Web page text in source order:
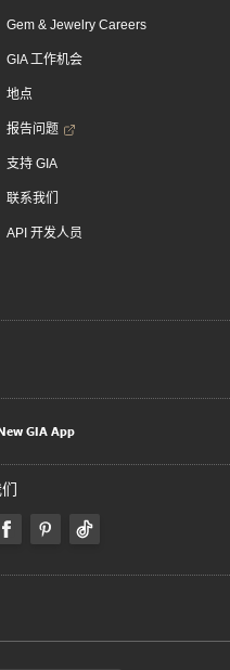
Gem & Jewelry Careers
GIA 工作机会
地点
报告问题
支持 GIA
联系我们
API 开发人员
GIA App